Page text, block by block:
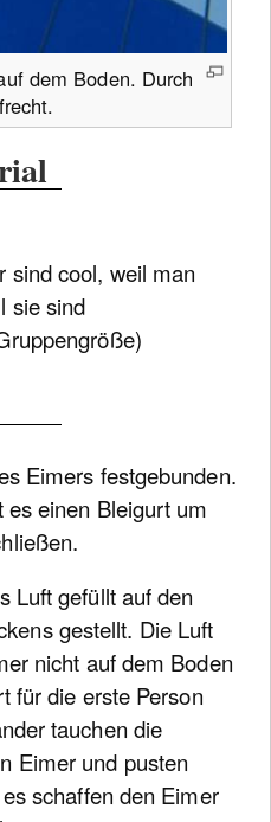
dem Boden. Durch
sind cool, weil man
sie sind
Eimers festgebunden.
einen Bleigurt um
Luft gefüllt auf den
gestellt. Die Luft
nicht auf dem Boden
für die erste Person
tauchen die
Eimer und pusten
schaffen den Eimer